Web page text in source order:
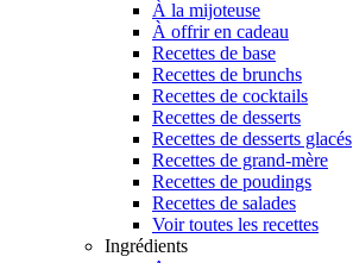
À la mijoteuse
À offrir en cadeau
Recettes de base
Recettes de brunchs
Recettes de cocktails
Recettes de desserts
Recettes de desserts glacés
Recettes de grand-mère
Recettes de poudings
Recettes de salades
Voir toutes les recettes
Ingrédients